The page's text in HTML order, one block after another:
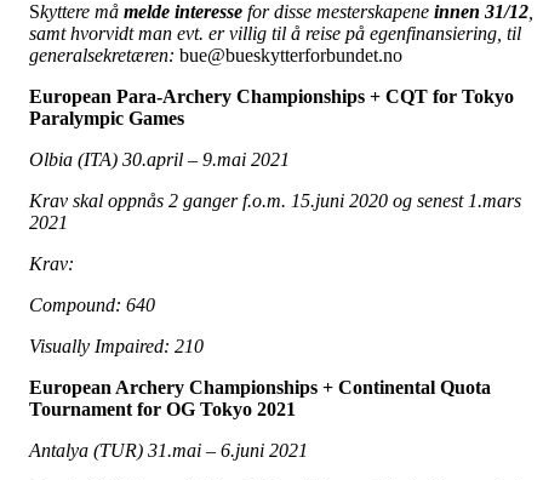
Skyttere må melde interesse for disse mesterskapene innen 31/12
samt hvorvidt man evt. er villig til å reise på egenfinansiering, til
generalsekretæren: bue@bueskytterforbundet.no
European Para-Archery Championships + CQT for Tokyo
Paralympic Games
Olbia (ITA) 30.april – 9.mai 2021
Krav skal oppnås 2 ganger f.o.m. 15.juni 2020 og senest 1.mars
2021
Krav:
Compound: 640
Visually Impaired: 210
European Archery Championships + Continental Quota
Tournament for OG Tokyo 2021
Antalya (TUR) 31.mai – 6.juni 2021